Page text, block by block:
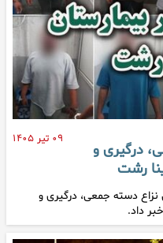
۰۹ تیر ۱۴۰۵
درگیری و
رشت
نزاع دسته جمعی، درگیری و
داد.